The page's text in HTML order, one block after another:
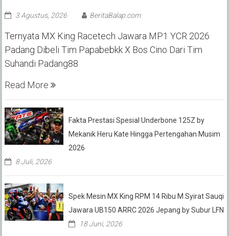
3 Agustus, 2026 BeritaBalap.com
Ternyata MX King Racetech Jawara MP1 YCR 2026
Padang Dibeli Tim Papabebkk X Bos Cino Dari Tim
Suhandi Padang88
Read More
Fakta Prestasi Spesial Underbone 125Z by
Mekanik Heru Kate Hingga Pertengahan Musim
2026
8 Juli, 2026
Spek Mesin MX King RPM 14 Ribu M Syirat Sauqi
Jawara UB150 ARRC 2026 Jepang by Subur LFN
18 Juni, 2026